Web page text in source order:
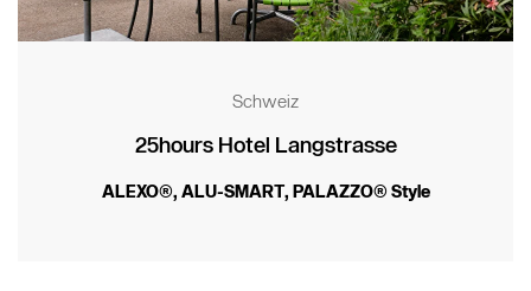
Schweiz
25hours Hotel Langstrasse
ALEXO®, ALU-SMART, PALAZZO® Style